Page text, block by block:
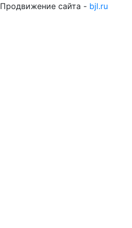
Продвижение сайта - bjl.ru